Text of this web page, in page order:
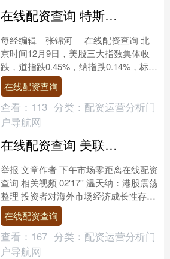
在线配资查询 特斯拉市值一夜蒸发超3600亿元！这只美股大涨147%！美联储，降息大消息
每经编辑｜张锦河 在线配资查询 北
京时间12月9日，美股三大指数集体收
跌，道指跌0.45%，纳指跌0.14%，标普
500指数跌0.35%。 大型科技股涨....
在线配资查询
查看： 113 分类： 配资运营分析门
户导航网
在线配资查询 美联储降息预期升温 美股开启新一轮上涨？丨全球三点半
举报 文章作者 下午市场零距离在线配资
查询 相关视频 02'17'' 温天纳：港股震荡
整理 投资者对海外市场经济成长性存疑
53 03-....
在线配资查询
查看： 167 分类： 配资运营分析门
户导航网